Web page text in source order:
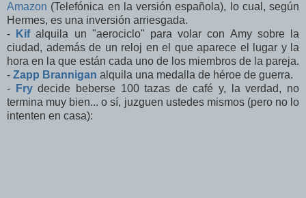
Amazon (Telefónica en la versión española), lo cual, según
Hermes, es una inversión arriesgada.
-
Kifalquila un "aerociclo" para volar con Amy sobre la
ciudad, además de un reloj en el que aparece el lugar y la
hora en la que están cada uno de los miembros de la pareja.
- Zapp Brannigan alquila una medalla de héroe de guerra.
-
Frydecide beberse 100 tazas de café y, la verdad, no
termina muy bien... o sí, juzguen ustedes mismos (pero no lo
intenten en casa):